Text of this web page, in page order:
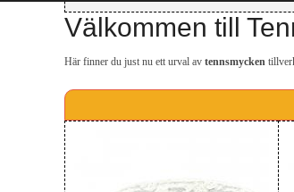
Välkommen till
Här finner du just nu ett urval av tennsmycken